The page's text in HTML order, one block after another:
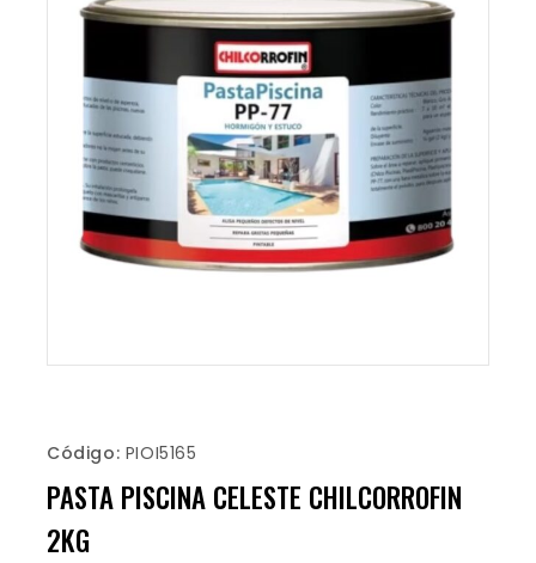
Código: PIOI5165
PASTA PISCINA CELESTE CHILCORROFIN
2KG